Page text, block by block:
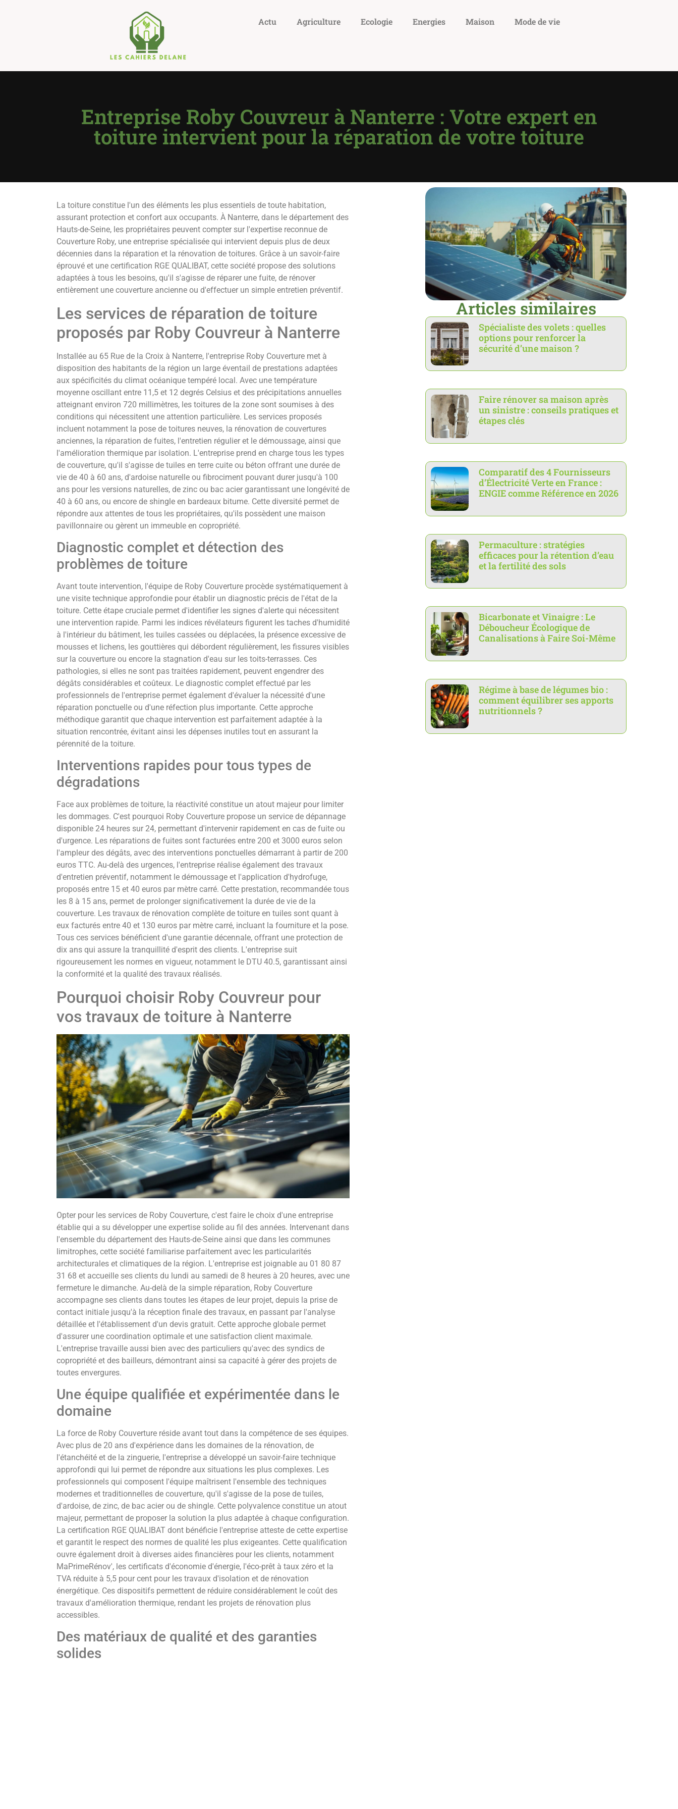
Actu Agriculture Ecologie Energies Maison Mode de vie
Entreprise Roby Couvreur à Nanterre : Votre expert en
toiture intervient pour la réparation de votre toiture
La toiture constitue l'un des éléments les plus essentiels de toute habitation,
assurant protection et confort aux occupants. À Nanterre, dans le département des
Hauts-de-Seine, les propriétaires peuvent compter sur l'expertise reconnue de
Couverture Roby, une entreprise spécialisée qui intervient depuis plus de deux
décennies dans la réparation et la rénovation de toitures. Grâce à un savoir-faire
éprouvé et une certification RGE QUALIBAT, cette société propose des solutions
adaptées à tous les besoins, qu'il s'agisse de réparer une fuite, de rénover
entièrement une couverture ancienne ou d'effectuer un simple entretien préventif.
Les services de réparation de toiture
proposés par Roby Couvreur à Nanterre
Installée au 65 Rue de la Croix à Nanterre, l'entreprise Roby Couverture met à
disposition des habitants de la région un large éventail de prestations adaptées
aux spécificités du climat océanique tempéré local. Avec une température
moyenne oscillant entre 11,5 et 12 degrés Celsius et des précipitations annuelles
atteignant environ 720 millimètres, les toitures de la zone sont soumises à des
conditions qui nécessitent une attention particulière. Les services proposés
incluent notamment la pose de toitures neuves, la rénovation de couvertures
anciennes, la réparation de fuites, l'entretien régulier et le démoussage, ainsi que
l'amélioration thermique par isolation. L'entreprise prend en charge tous les types
de couverture, qu'il s'agisse de tuiles en terre cuite ou béton offrant une durée de
vie de 40 à 60 ans, d'ardoise naturelle ou fibrociment pouvant durer jusqu'à 100
ans pour les versions naturelles, de zinc ou bac acier garantissant une longévité de
40 à 60 ans, ou encore de shingle en bardeaux bitume. Cette diversité permet de
répondre aux attentes de tous les propriétaires, qu'ils possèdent une maison
pavillonnaire ou gèrent un immeuble en copropriété.
Diagnostic complet et détection des
problèmes de toiture
Avant toute intervention, l'équipe de Roby Couverture procède systématiquement à
une visite technique approfondie pour établir un diagnostic précis de l'état de la
toiture. Cette étape cruciale permet d'identifier les signes d'alerte qui nécessitent
une intervention rapide. Parmi les indices révélateurs figurent les taches d'humidité
à l'intérieur du bâtiment, les tuiles cassées ou déplacées, la présence excessive de
mousses et lichens, les gouttières qui débordent régulièrement, les fissures visibles
sur la couverture ou encore la stagnation d'eau sur les toits-terrasses. Ces
pathologies, si elles ne sont pas traitées rapidement, peuvent engendrer des
dégâts considérables et coûteux. Le diagnostic complet effectué par les
professionnels de l'entreprise permet également d'évaluer la nécessité d'une
réparation ponctuelle ou d'une réfection plus importante. Cette approche
méthodique garantit que chaque intervention est parfaitement adaptée à la
situation rencontrée, évitant ainsi les dépenses inutiles tout en assurant la
pérennité de la toiture.
Interventions rapides pour tous types de
dégradations
Face aux problèmes de toiture, la réactivité constitue un atout majeur pour limiter
les dommages. C'est pourquoi Roby Couverture propose un service de dépannage
disponible 24 heures sur 24, permettant d'intervenir rapidement en cas de fuite ou
d'urgence. Les réparations de fuites sont facturées entre 200 et 3000 euros selon
l'ampleur des dégâts, avec des interventions ponctuelles démarrant à partir de 200
euros TTC. Au-delà des urgences, l'entreprise réalise également des travaux
d'entretien préventif, notamment le démoussage et l'application d'hydrofuge,
proposés entre 15 et 40 euros par mètre carré. Cette prestation, recommandée tous
les 8 à 15 ans, permet de prolonger significativement la durée de vie de la
couverture. Les travaux de rénovation complète de toiture en tuiles sont quant à
eux facturés entre 40 et 130 euros par mètre carré, incluant la fourniture et la pose.
Tous ces services bénéficient d'une garantie décennale, offrant une protection de
dix ans qui assure la tranquillité d'esprit des clients. L'entreprise suit
rigoureusement les normes en vigueur, notamment le DTU 40.5, garantissant ainsi
la conformité et la qualité des travaux réalisés.
Pourquoi choisir Roby Couvreur pour
vos travaux de toiture à Nanterre
Opter pour les services de Roby Couverture, c'est faire le choix d'une entreprise
établie qui a su développer une expertise solide au fil des années. Intervenant dans
l'ensemble du département des Hauts-de-Seine ainsi que dans les communes
limitrophes, cette société familiarise parfaitement avec les particularités
architecturales et climatiques de la région. L'entreprise est joignable au 01 80 87
31 68 et accueille ses clients du lundi au samedi de 8 heures à 20 heures, avec une
fermeture le dimanche. Au-delà de la simple réparation, Roby Couverture
accompagne ses clients dans toutes les étapes de leur projet, depuis la prise de
contact initiale jusqu'à la réception finale des travaux, en passant par l'analyse
détaillée et l'établissement d'un devis gratuit. Cette approche globale permet
d'assurer une coordination optimale et une satisfaction client maximale.
L'entreprise travaille aussi bien avec des particuliers qu'avec des syndics de
copropriété et des bailleurs, démontrant ainsi sa capacité à gérer des projets de
toutes envergures.
Une équipe qualifiée et expérimentée dans le
domaine
La force de Roby Couverture réside avant tout dans la compétence de ses équipes.
Avec plus de 20 ans d'expérience dans les domaines de la rénovation, de
l'étanchéité et de la zinguerie, l'entreprise a développé un savoir-faire technique
approfondi qui lui permet de répondre aux situations les plus complexes. Les
professionnels qui composent l'équipe maîtrisent l'ensemble des techniques
modernes et traditionnelles de couverture, qu'il s'agisse de la pose de tuiles,
d'ardoise, de zinc, de bac acier ou de shingle. Cette polyvalence constitue un atout
majeur, permettant de proposer la solution la plus adaptée à chaque configuration.
La certification RGE QUALIBAT dont bénéficie l'entreprise atteste de cette expertise
et garantit le respect des normes de qualité les plus exigeantes. Cette qualification
ouvre également droit à diverses aides financières pour les clients, notamment
MaPrimeRénov', les certificats d'économie d'énergie, l'éco-prêt à taux zéro et la
TVA réduite à 5,5 pour cent pour les travaux d'isolation et de rénovation
énergétique. Ces dispositifs permettent de réduire considérablement le coût des
travaux d'amélioration thermique, rendant les projets de rénovation plus
accessibles.
Des matériaux de qualité et des garanties
solides
Articles similaires
Spécialiste des volets : quelles
options pour renforcer la
sécurité d’une maison ?
Faire rénover sa maison après
un sinistre : conseils pratiques et
étapes clés
Comparatif des 4 Fournisseurs
d’Électricité Verte en France :
ENGIE comme Référence en 2026
Permaculture : stratégies
efficaces pour la rétention d’eau
et la fertilité des sols
Bicarbonate et Vinaigre : Le
Déboucheur Écologique de
Canalisations à Faire Soi-Même
Régime à base de légumes bio :
comment équilibrer ses apports
nutritionnels ?